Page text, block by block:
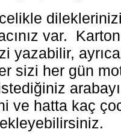
dileklerinizi
var.
yazabilir,
sizi her gün
ve hatta kaç